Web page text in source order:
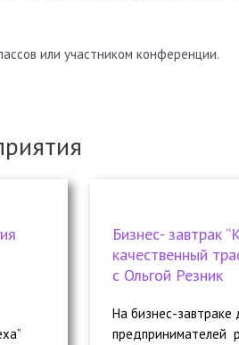
или участником конференции.
Бизнес- завтрак
качественный
с Ольгой Резник
На бизнес-
предпринимателей